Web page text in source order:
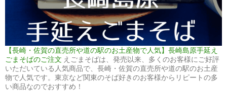
【長崎・佐賀の直売所や道の駅のお土産物で人気】長崎島原手延え
ごまそばのご注文 えごまそばは、発売以来、多くのお客様にご好評
いただいている人気商品で、長崎・佐賀の直売所や道の駅のお土産
物で人気です。東京など関東のそば好きのお客様からリピートの多
い商品なのでおすすめ！